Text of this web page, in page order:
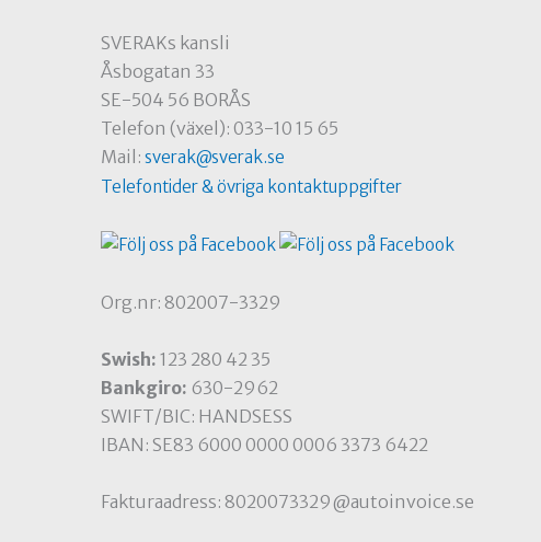
SVERAKs kansli
Åsbogatan 33
SE-504 56 BORÅS
Telefon (växel): 033-10 15 65
Mail: sverak@sverak.se
Telefontider & övriga kontaktuppgifter
Org.nr: 802007-3329
Swish: 123 280 42 35
Bankgiro: 630-2962
SWIFT/BIC: HANDSESS
IBAN: SE83 6000 0000 0006 3373 6422
Fakturaadress: 8020073329@autoinvoice.se